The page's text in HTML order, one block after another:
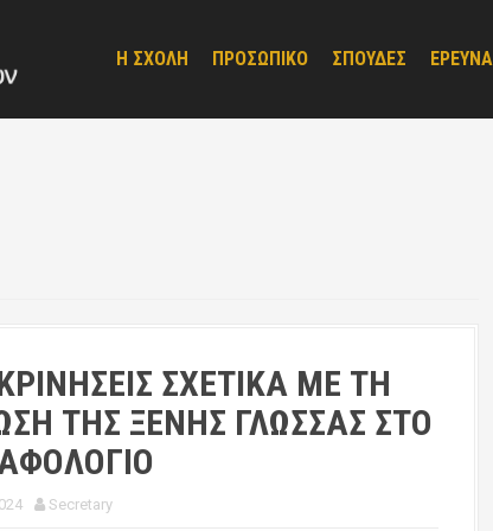
Η ΣΧΟΛΗ ΠΡΟΣΩΠΙΚΟ ΣΠΟΥΔΕΣ ΕΡΕΥΝΑ
ΣΧΕΤΙΚΑ ΜΕ ΤΗ
ΤΗΣ ΞΕΝΗΣ ΓΛΩΣΣΑΣ ΣΤΟ
Secretary